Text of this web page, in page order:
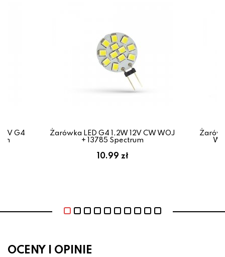
G4
Żarówka LED G4 1,2W 12V CW WOJ
+ 13785 Spectrum
10.99 zł
OCENY I OPINIE